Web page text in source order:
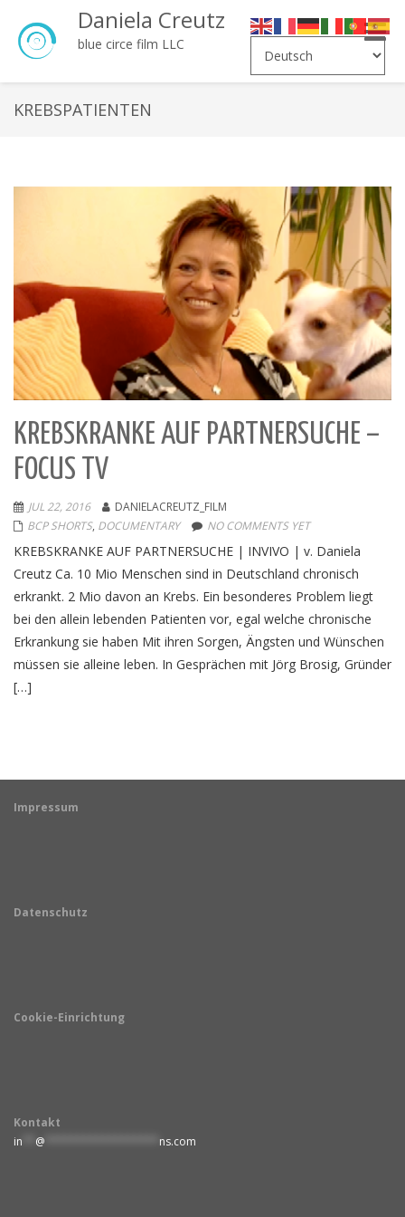
Daniela Creutz
blue circe film LLC
Toggle
KREBSPATIENTEN
KREBSKRANKE AUF PARTNERSUCHE –
FOCUS TV
JUL 22, 2016
DANIELACREUTZ_FILM
BCP SHORTS, DOCUMENTARY NO COMMENTS YET
KREBSKRANKE AUF PARTNERSUCHE | INVIVO | v. Daniela
Creutz Ca. 10 Mio Menschen sind in Deutschland chronisch
erkrankt. 2 Mio davon an Krebs. Ein besonderes Problem liegt
bei den allein lebenden Patienten vor, egal welche chronische
Erkrankung sie haben Mit ihren Sorgen, Ängsten und Wünschen
müssen sie alleine leben. In Gesprächen mit Jörg Brosig, Gründer
[…]
Impressum
Datenschutz
Cookie-Einrichtung
Kontakt
in
@ ns.com